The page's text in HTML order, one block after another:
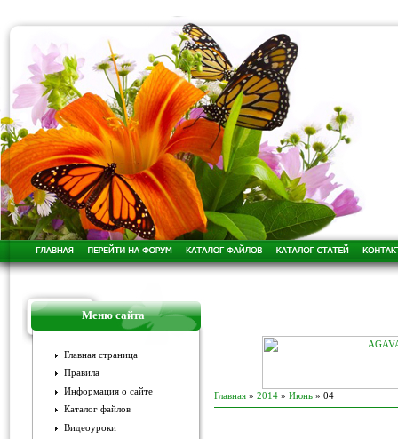
Меню сайта
Главная страница
Правила
Информация о сайте
Каталог файлов
Видеоуроки
Главная » 2014 » Июнь » 04